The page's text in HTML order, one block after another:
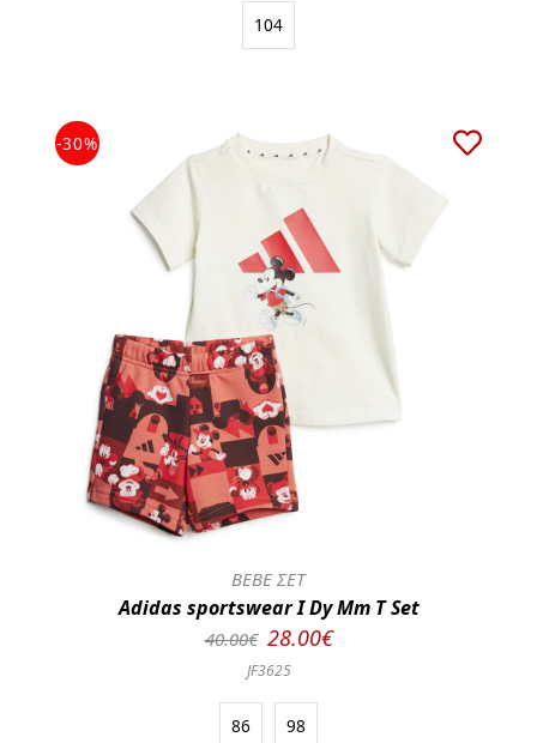
104
-30%
BEBE ΣΕΤ
Adidas sportswear I Dy Mm T Set
40.00€ 28.00€
JF3625
86 98